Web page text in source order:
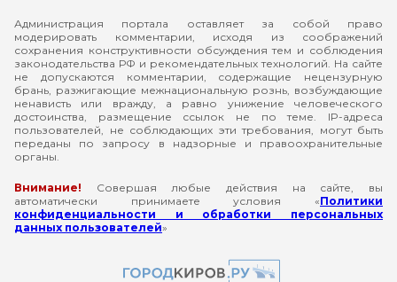
Администрация портала оставляет за собой право
модерировать комментарии, исходя из соображений
сохранения конструктивности обсуждения тем и соблюдения
законодательства РФ и рекомендательных технологий. На сайте
не допускаются комментарии, содержащие нецензурную
брань, разжигающие межнациональную рознь, возбуждающие
ненависть или вражду, а равно унижение человеческого
достоинства, размещение ссылок не по теме. IP-адреса
пользователей, не соблюдающих эти требования, могут быть
переданы по запросу в надзорные и правоохранительные
органы.
Внимание! Совершая любые действия на сайте, вы
автоматически принимаете условия «Политики
конфиденциальности и обработки персональных
данных пользователей»